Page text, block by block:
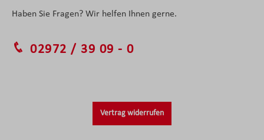
Haben Sie Fragen? Wir helfen Ihnen gerne.
02972 / 39 09 - 0
Vertrag widerrufen